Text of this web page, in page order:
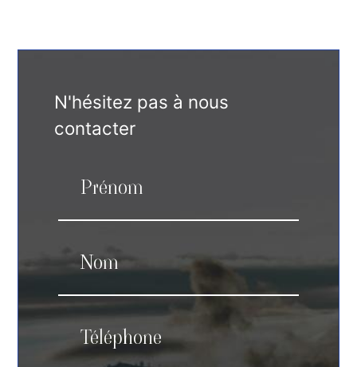
N'hésitez pas à nous
contacter